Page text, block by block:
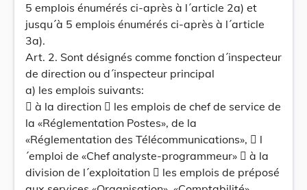
5 emplois énumérés ci-après à l´article 2a) et
jusqu´à 5 emplois énumérés ci-après à l´article
3a).
Art. 2. Sont désignés comme fonction d´inspecteur
de direction ou d´inspecteur principal
a) les emplois suivants:
 à la direction  les emplois de chef de service de
la «Réglementation Postes», de la
«Réglementation des Télécommunications»,  l
´emploi de «Chef analyste-programmeur»  à la
division de l´exploitation  les emplois de préposé